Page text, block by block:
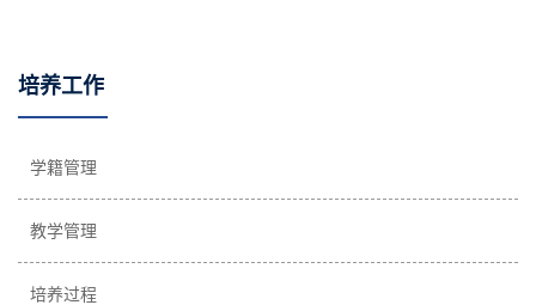
培养工作
学籍管理
教学管理
培养过程